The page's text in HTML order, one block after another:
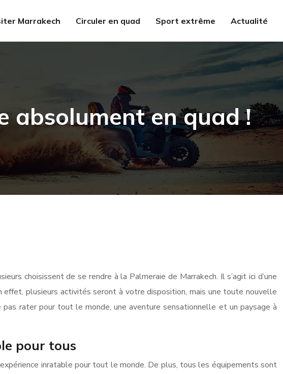
Marrakech Circuler en quad Sport extrême Actualité
absolument en quad !
choisissent de se rendre à la Palmeraie de Marrakech. Il s’agit ici d’une
plusieurs activités seront à votre disposition, mais une toute nouvelle
pas rater pour tout le monde, une aventure sensationnelle et un paysage à
pour tous
inratable pour tout le monde. De plus, tous les équipements sont